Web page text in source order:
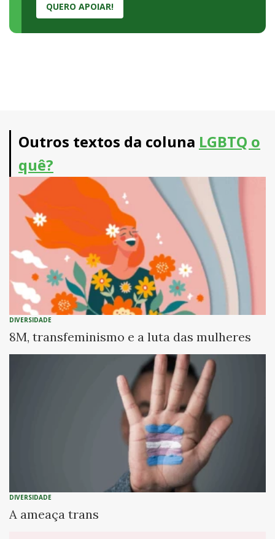
QUERO APOIAR!
Outros textos da coluna LGBTQ o
quê?
DIVERSIDADE
8M, transfeminismo e a luta das mulheres
DIVERSIDADE
A ameaça trans